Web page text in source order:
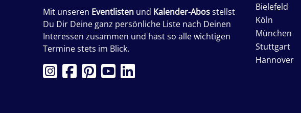
Mit unseren Eventlisten und Kalender-Abosstellst
Du Dir Deine ganz persönliche Liste nach Deinen
Interessen zusammen und hast so alle wichtigen
Termine stets im Blick.
Bielefeld
Köln
München
Stuttgart
Hannover